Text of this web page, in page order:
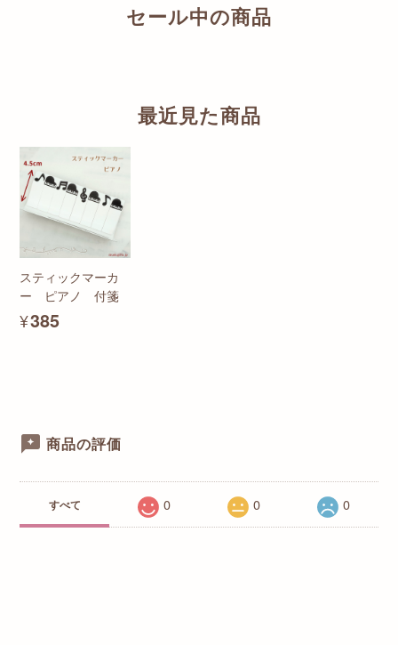
セール中の商品
最近見た商品
スティックマーカ
ー ピアノ 付箋
¥385
商品の評価
すべて 0 0 0